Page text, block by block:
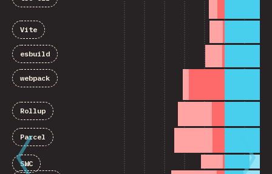
Vite
esbuild
webpack
Rollup
Parcel
SWC